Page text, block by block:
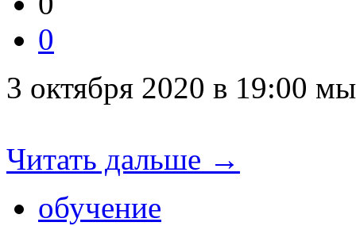
0
3 октября 2020 в 19:00
Читать дальше →
обучение